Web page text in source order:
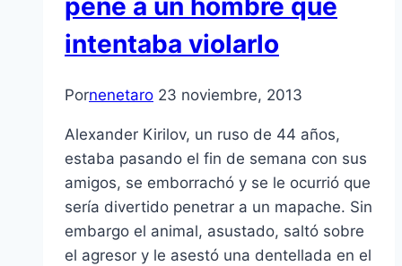
intentaba violarlo
Pornenetaro 23 noviembre, 2013
Alexander Kirilov, un ruso de 44 años,
estaba pasando el fin de semana con sus
amigos, se emborrachó y se le ocurrió que
sería divertido penetrar a un mapache. Sin
embargo el animal, asustado, saltó sobre
el agresor y le asestó una dentellada en el